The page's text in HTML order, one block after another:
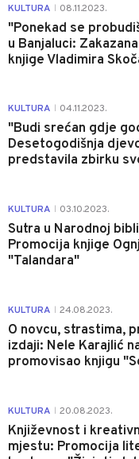
KULTURA 08.11.2023.
"Ponekad se
u Banjaluci:
knjige Vladimira
KULTURA 04.11.2023.
"Budi srećan gdje
Desetogodišnja
predstavila zbirku
KULTURA 03.10.2023.
Sutra u Narodnoj
Promocija knjige
"Talandara"
KULTURA 24.08.2023.
O novcu, strastima,
izdaji: Nele Karajlić
promovisao knjigu
KULTURA 20.08.2023.
Književnost i
mjestu: Promocija